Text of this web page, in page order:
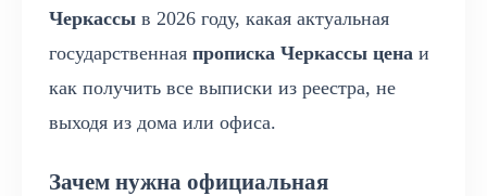
Черкассы в 2026 году, какая актуальная
государственная прописка Черкассы цена и
как получить все выписки из реестра, не
выходя из дома или офиса.
Зачем нужна официальная